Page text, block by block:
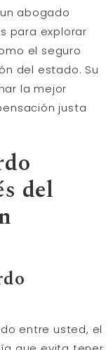
abogado
para explorar
el seguro
del estado. Su
la mejor
justa
del
entre usted, el